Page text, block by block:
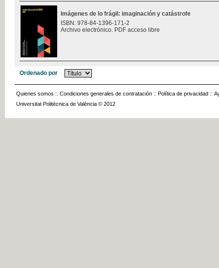
Imágenes de lo frágil: imaginación y catástrofe
ISBN: 978-84-1396-171-2
Archivo electrónico. PDF acceso libre
Ordenado por
Quienes somos :: Condiciones generales de contratación :: Política de privacidad ::
Universitat Politècnica de València © 2012